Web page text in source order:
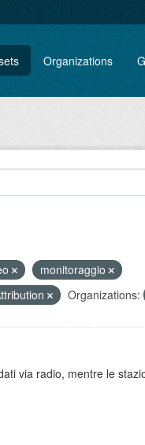
Organizations
monitoraggio
Organizations:
via radio, mentre le